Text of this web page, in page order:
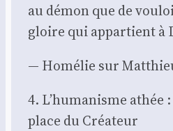
au démon que de
gloire qui appar­tient à
— Homé­lie sur
4. L’humanisme athée
place du Créa­teur